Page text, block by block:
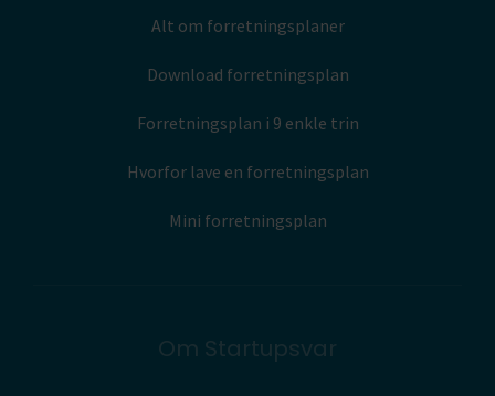
Alt om forretningsplaner
Download forretningsplan
Forretningsplan i 9 enkle trin
Hvorfor lave en forretningsplan
Mini forretningsplan
Om Startupsvar